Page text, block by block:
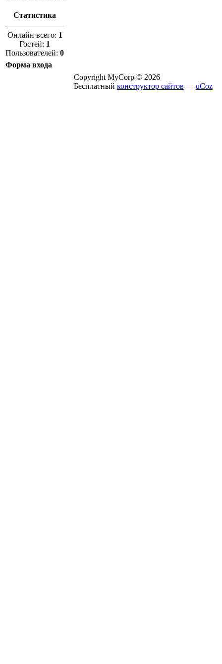
Статистика
Онлайн всего: 1
Гостей: 1
Пользователей: 0
Форма входа
Copyright MyCorp © 2026
Бесплатный конструктор сайтов — uCoz